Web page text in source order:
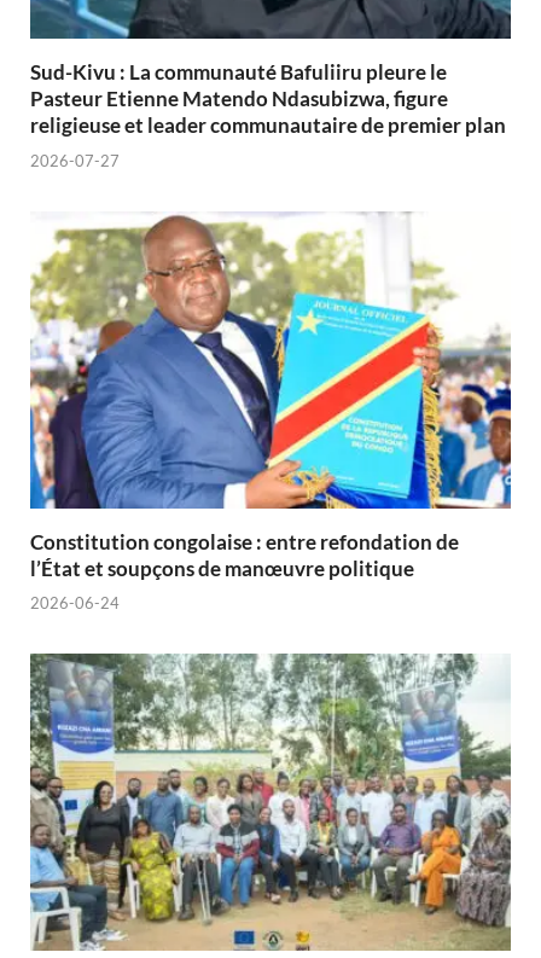
Sud-Kivu : La communauté Bafuliiru pleure le
Pasteur Etienne Matendo Ndasubizwa, figure
religieuse et leader communautaire de premier plan
2026-07-27
Constitution congolaise : entre refondation de
l’État et soupçons de manœuvre politique
2026-06-24